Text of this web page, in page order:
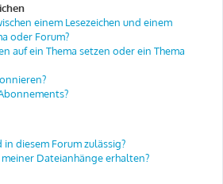
einem Lesezeichen und einem
oder Forum?
auf ein Thema setzen oder ein Thema
diesem Forum zulässig?
Dateianhänge erhalten?